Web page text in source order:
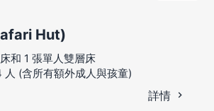
Hut)
和 1 張單人雙層床
人 (含所有額外成人與孩童)
詳情